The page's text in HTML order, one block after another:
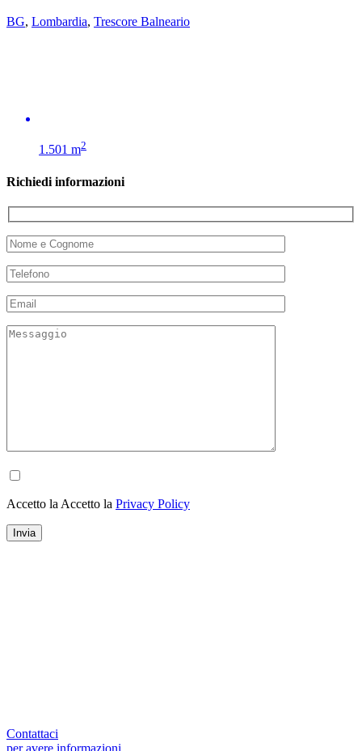
BG, Lombardia, Trescore Balneario
1.501 m2
Richiedi informazioni
Accetto la Accetto la Privacy Policy
Contattaci
per avere informazioni